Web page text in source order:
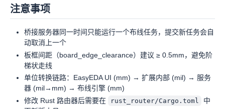
注意事项
桥接服务器同一时间只能运行一个布线任务，提交新任务会自
动取消上一个
板框间距（board_edge_clearance）建议 ≥ 0.5mm，避免阶
梯状走线
单位转换链路：EasyEDA UI (mm) → 扩展内部 (mil) → 服务
器 (mil→mm) → 布线引擎 (mm)
修改 Rust 路由器后需要在
rust_router/Cargo.toml
中